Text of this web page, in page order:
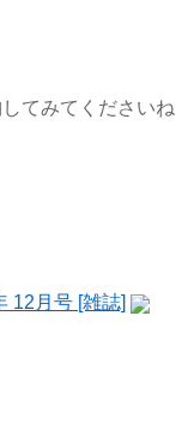
てみてくださいね
12月号 [雑誌]